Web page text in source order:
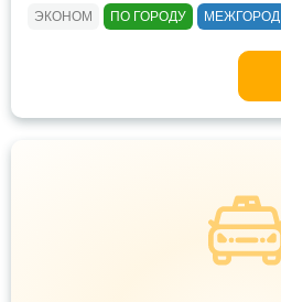
ЭКОНОМ ПО ГОРОДУ МЕЖГОРОД